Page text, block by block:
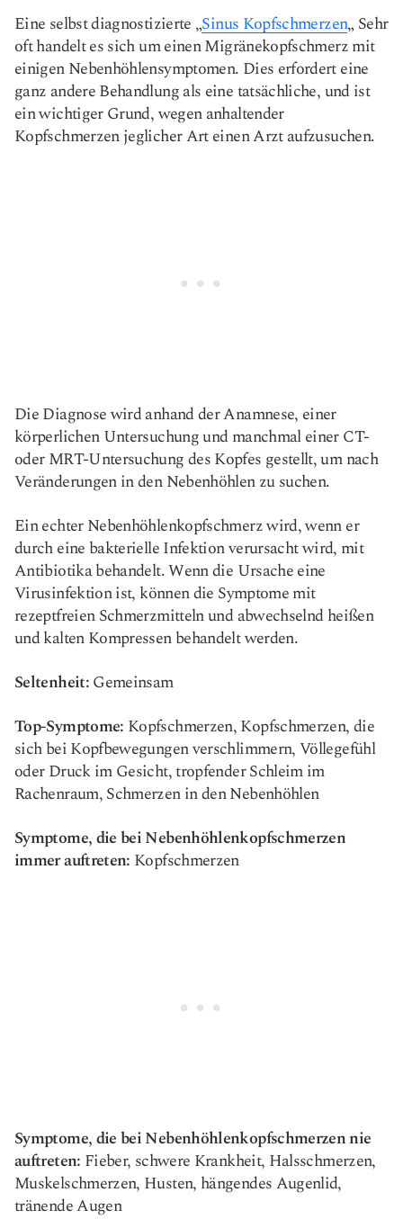
Eine selbst diagnostizierte „Sinus Kopfschmerzen„ Sehr
oft handelt es sich um einen Migränekopfschmerz mit
einigen Nebenhöhlensymptomen. Dies erfordert eine
ganz andere Behandlung als eine tatsächliche, und ist
ein wichtiger Grund, wegen anhaltender
Kopfschmerzen jeglicher Art einen Arzt aufzusuchen.
Die Diagnose wird anhand der Anamnese, einer
körperlichen Untersuchung und manchmal einer CT-
oder MRT-Untersuchung des Kopfes gestellt, um nach
Veränderungen in den Nebenhöhlen zu suchen.
Ein echter Nebenhöhlenkopfschmerz wird, wenn er
durch eine bakterielle Infektion verursacht wird, mit
Antibiotika behandelt. Wenn die Ursache eine
Virusinfektion ist, können die Symptome mit
rezeptfreien Schmerzmitteln und abwechselnd heißen
und kalten Kompressen behandelt werden.
Seltenheit:Gemeinsam
Top-Symptome: Kopfschmerzen, Kopfschmerzen, die
sich bei Kopfbewegungen verschlimmern, Völlegefühl
oder Druck im Gesicht, tropfender Schleim im
Rachenraum, Schmerzen in den Nebenhöhlen
Symptome, die bei Nebenhöhlenkopfschmerzen
immer auftreten: Kopfschmerzen
Symptome, die bei Nebenhöhlenkopfschmerzen nie
auftreten: Fieber, schwere Krankheit, Halsschmerzen,
Muskelschmerzen, Husten, hängendes Augenlid,
tränende Augen